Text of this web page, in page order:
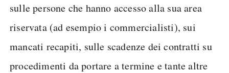
sulle persone che hanno accesso alla sua area
riservata (ad esempio i commercialisti), sui
mancati recapiti, sulle scadenze dei contratti su
procedimenti da portare a termine e tante altre